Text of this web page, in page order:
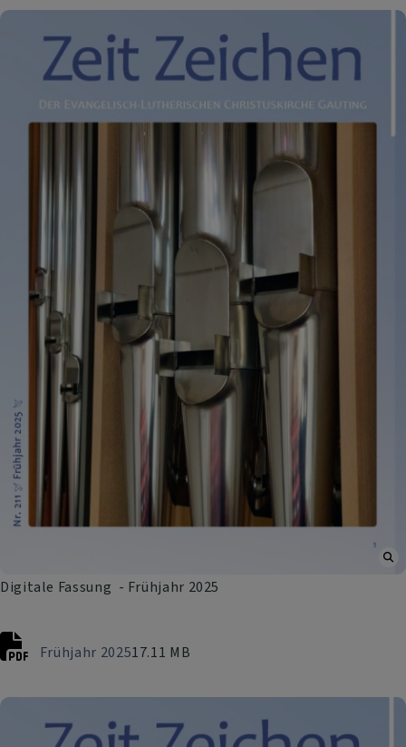
Digitale Fassung - Frühjahr 2025
Frühjahr 202517.11 MB